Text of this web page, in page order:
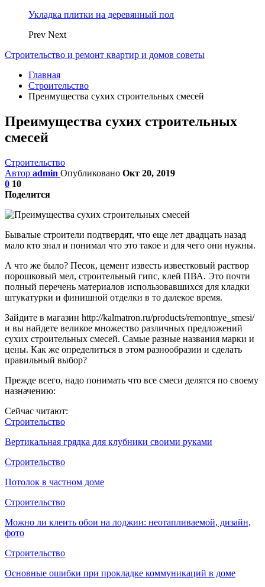
Укладка плитки на деревянный пол
Prev Next
Строительство и ремонт квартир и домов советы
Главная
Строительство
Преимущества сухих строительных смесей
Преимущества сухих строительных
смесей
Строительство
Автор admin Опубликовано Окт 20, 2019
0 10
Поделится
Бывалые строители подтвердят, что еще лет двадцать назад
мало кто знал и понимал что это такое и для чего они нужны.
А что же было? Песок, цемент известь известковый раствор
порошковый мел, строительный гипс, клей ПВА. Это почти
полный перечень материалов использовавшихся для кладки
штукатурки и финишной отделки в то далекое время.
Зайдите в магазин http://kalmatron.ru/products/remontnye_smesi/
и вы найдете великое множество различных предложений
сухих строительных смесей. Самые разные названия марки и
цены. Как же определиться в этом разнообразии и сделать
правильный выбор?
Прежде всего, надо понимать что все смеси делятся по своему
назначению:
Сейчас читают:
Строительство
Вертикальная грядка для клубники своими руками
Строительство
Потолок в частном доме
Строительство
Можно ли клеить обои на лоджии: неотапливаемой, дизайн,
фото
Строительство
Основные ошибки при прокладке коммуникаций в доме